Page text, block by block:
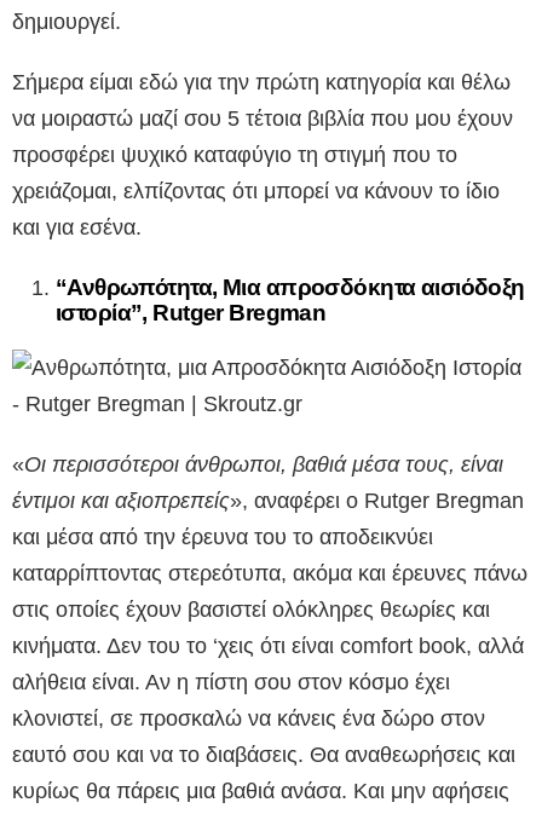
δημιουργεί.
Σήμερα είμαι εδώ για την πρώτη κατηγορία και θέλω
να μοιραστώ μαζί σου 5 τέτοια βιβλία που μου έχουν
προσφέρει ψυχικό καταφύγιο τη στιγμή που το
χρειάζομαι, ελπίζοντας ότι μπορεί να κάνουν το ίδιο
και για εσένα.
“Ανθρωπότητα, Μια απροσδόκητα αισιόδοξη
ιστορία”, Rutger Bregman
«Οι περισσότεροι άνθρωποι, βαθιά μέσα τους, είναι
έντιμοι και αξιοπρεπείς», αναφέρει ο Rutger Bregman
και μέσα από την έρευνα του το αποδεικνύει
καταρρίπτοντας στερεότυπα, ακόμα και έρευνες πάνω
στις οποίες έχουν βασιστεί ολόκληρες θεωρίες και
κινήματα. Δεν του το ‘χεις ότι είναι comfort book, αλλά
αλήθεια είναι. Αν η πίστη σου στον κόσμο έχει
κλονιστεί, σε προσκαλώ να κάνεις ένα δώρο στον
εαυτό σου και να το διαβάσεις. Θα αναθεωρήσεις και
κυρίως θα πάρεις μια βαθιά ανάσα. Και μην αφήσεις